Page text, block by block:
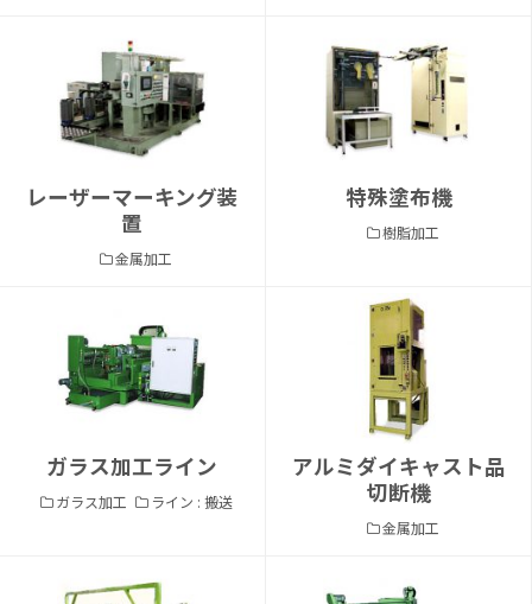
レーザーマーキング装
置
金属加工
特殊塗布機
樹脂加工
ガラス加工ライン
ガラス加工 ライン : 搬送
アルミダイキャスト品
切断機
金属加工